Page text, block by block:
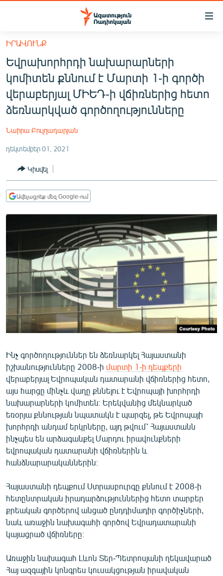
Մատչելիության
հիմնական
բովանդակությանը
Անցնել
հիմնական
մենյուին
Որոնում
ՀԱՅԱՍՏԱՆ
ՔԱՂԱՔԱԿԱՆ
ԸՆՏՐՈՒԹՅՈՒՆՆԵՐ 2026
ՊԱՏԵՐԱԶՄԻ 6 ՇԱԲԱԹՆԵՐԸ
ՏԱՐԱԾԱՇՐՋԱՆ
ՄԻՋԱԶԳԱՅԻՆ
ՄՇԱԿՈՒՅԹ
ՍՊՈՐՏ
ՄԵԿՆԱԲԱՆՈՒԹՅՈՒՆ
ՏՏ ԵՒ ԻՆՏԵՐՆԵՏ
ԿՈՐՈՆԱՎԻՐՈՒՍ
ՏԵՍԱՆՅՈՒԹԵՐ
ԲԱՆԱՎԵՃ
ՁԳՏԵԼՈՎ ԼԱՎԱԳՈՒՅՆԻՆ
ՓՈԴՔԱՍԹ
Հայերեն
English
ՀԵՏԵՎԵՔ ՄԵԶ
«Ազատության» բոլոր կայքերը
ԻՐԱՎՈՒՆՔ
Եվրախորհրդի նախարարների
կոմիտեն քննում է Մարտի 1-ի գործի
վերաբերյալ ՄԻԵԴ-ի վճիռներից հետո
ձեռնարկված գործողությունները
Նաիրա Բուլղադարյան
դեկտեմբեր 01, 2021
Կիսվել
Ավելացրեք մեզ Google-ում
Ինչ գործողություններ են ձեռնարկել Հայաստանի
իշխանությունները 2008-ի մարտի 1-ի դեպքերի
վերաբերյալ Եվրոպական դատարանի վճիռներից հետո,
այս հարցը մինչև վաղը քննելու է Եվրոպայի խորհրդի
նախարարների կոմիտեն։ Երեկվանից մեկնարկած
եռօրյա քննության նպատակն է պարզել, թե Եվրոպայի
խորհրդի անդամ երկրները, այդ թվում՝ Հայաստանն
ինչպես են արձագանքել Մարդու իրավունքների
եվրոպական դատարանի վճիռներին և
հանձնարարականներին։
Հայաստանի դեպքում Ստրասբուրգը քննում է 2008-ի
հետընտրական իրադարձություններից հետո տարբեր
քրեական գործերով անցած ընդդիմադիր գործիչների,
նաև առաջին նախագահի գործով Եվրադատարանի
կայացրած վճիռները։
Առաջին նախագահ Լևոն Տեր-Պետրոսյանի ղեկավարած
Հայ ազգային կոնգրես կուսակցության իրավական